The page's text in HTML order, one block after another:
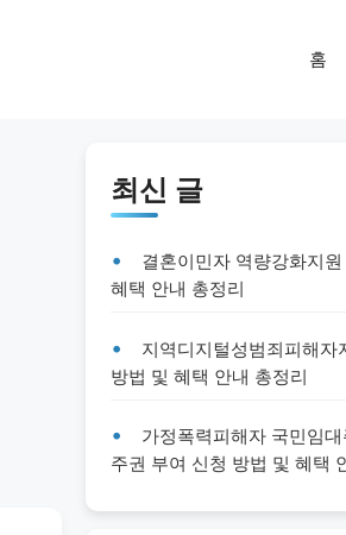
홈
최신 글
결혼이민자 역량강화지
혜택 안내 총정리
지역디지털성범죄피해자
방법 및 혜택 안내 총정리
가정폭력피해자 국민임
주권 부여 신청 방법 및 혜택